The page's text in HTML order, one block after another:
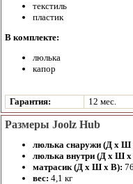
текстиль
пластик
В комплекте:
люлька
капор
Гарантия: 12 мес.
Размеры Joolz Hub
люлька снаружи (Д х Ш
люлька внутри (Д х Ш
матрасик (Д х Ш х В):
вес: 4,1 кг